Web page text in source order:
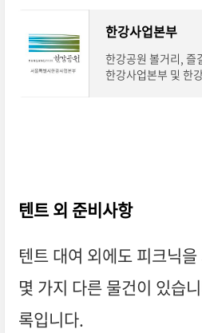
한강사업본부
한강공원 볼거리, 즐
한강사업본부 및 한
텐트 외 준비사항
텐트 대여 외에도 피크닉
몇 가지 다른 물건이 있습
록입니다.